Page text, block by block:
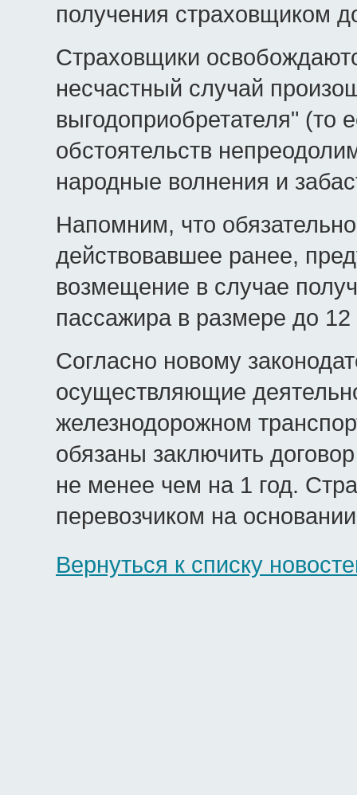
получения страховщиком
Страховщики
несчастный случай
выгодоприобретателя"
обстоятельств
народные волнения и
Напомним, что
действовавшее ранее,
возмещение в случае
пассажира в размере до
Согласно новому
осуществляющие
железнодорожном
обязаны заключить
не менее чем на 1 год.
перевозчиком на
Вернуться к списку